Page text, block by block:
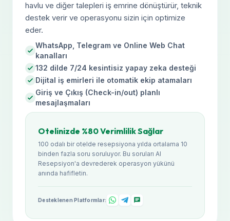
havlu ve diğer talepleri iş emrine dönüştürür, teknik
destek verir ve operasyonu sizin için optimize
eder.
WhatsApp, Telegram ve Online Web Chat
kanalları
132 dilde 7/24 kesintisiz yapay zeka desteği
Dijital iş emirleri ile otomatik ekip atamaları
Giriş ve Çıkış (Check-in/out) planlı
mesajlaşmaları
Otelinizde %80 Verimlilik Sağlar
100 odalı bir otelde resepsiyona yılda ortalama 10
binden fazla soru soruluyor. Bu soruları AI
Resepsiyon'a devrederek operasyon yükünü
anında hafifletin.
Desteklenen Platformlar: